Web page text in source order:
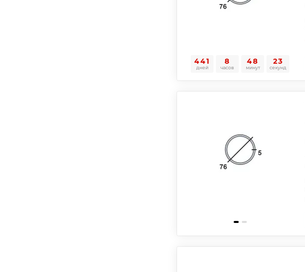
441
дней
8
часов
48
минут
22
секунд